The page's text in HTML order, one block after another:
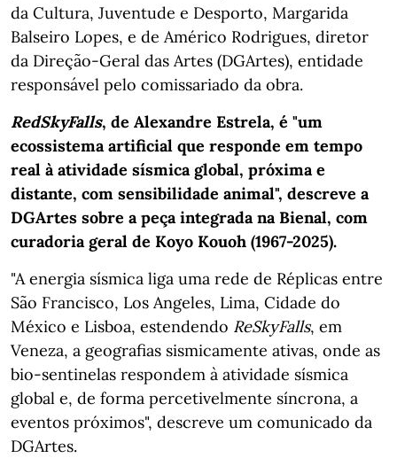
da Cultura, Juventude e Desporto, Margarida
Balseiro Lopes, e de Américo Rodrigues, diretor
da Direção-Geral das Artes (DGArtes), entidade
responsável pelo comissariado da obra.
RedSkyFalls, de Alexandre Estrela, é "um
ecossistema artificial que responde em tempo
real à atividade sísmica global, próxima e
distante, com sensibilidade animal", descreve a
DGArtes sobre a peça integrada na Bienal, com
curadoria geral de Koyo Kouoh (1967-2025).
"A energia sísmica liga uma rede de Réplicas entre
São Francisco, Los Angeles, Lima, Cidade do
México e Lisboa, estendendo ReSkyFalls, em
Veneza, a geografias sismicamente ativas, onde as
bio-sentinelas respondem à atividade sísmica
global e, de forma percetivelmente síncrona, a
eventos próximos", descreve um comunicado da
DGArtes.